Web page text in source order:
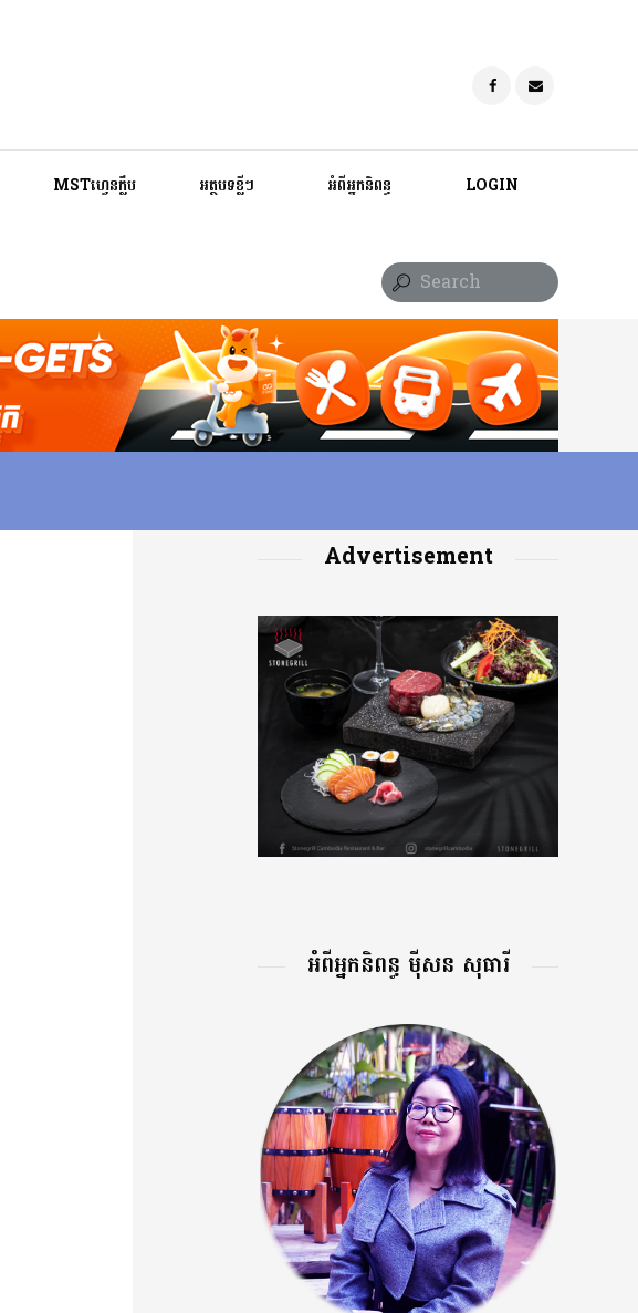
MSTហ្វេនក្លឹប អត្ថបទខ្លីៗ អំពីអ្នកនិពន្ធ LOGIN
Advertisement
អំពីអ្នកនិពន្ធ ម៉ីសន សុធារី